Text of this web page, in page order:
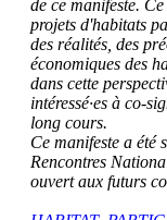
de ce manifeste.
projets d'habitats
des réalités, des
économiques des
dans cette
intéressé·es à co-
long cours.
Ce manifeste a été
Rencontres
ouvert aux futurs